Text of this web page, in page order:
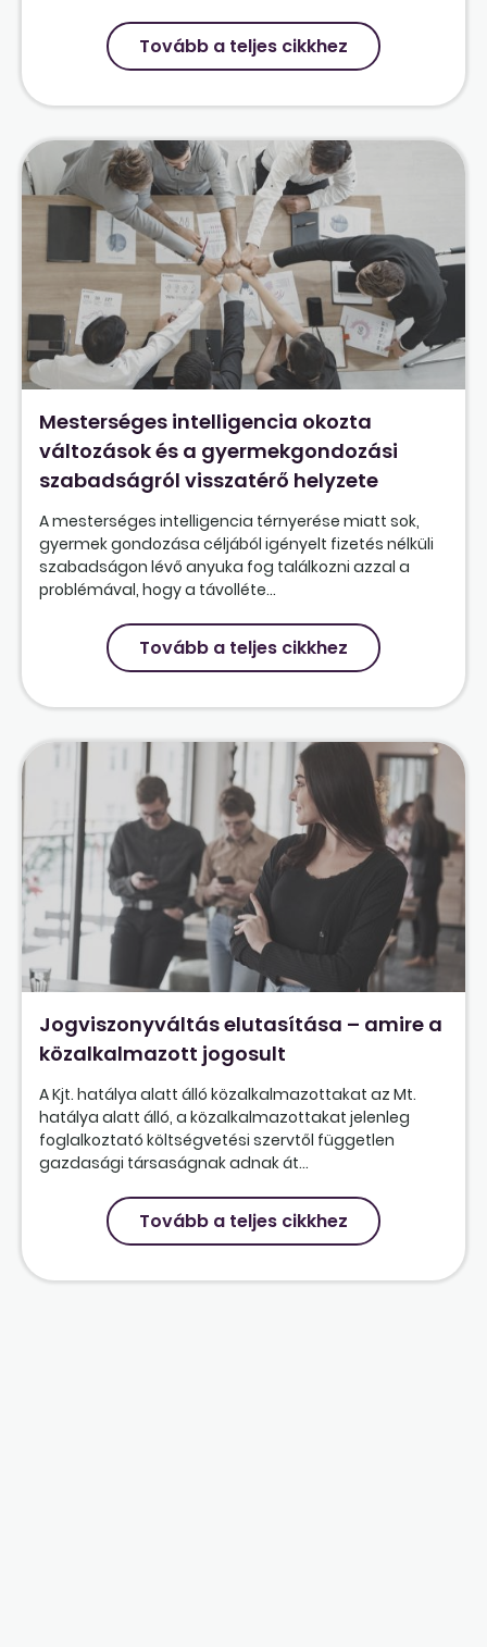
Tovább a teljes cikkhez
Mesterséges intelligencia okozta
változások és a gyermekgondozási
szabadságról visszatérő helyzete
A mesterséges intelligencia térnyerése miatt sok,
gyermek gondozása céljából igényelt fizetés nélküli
szabadságon lévő anyuka fog találkozni azzal a
problémával, hogy a távolléte...
Tovább a teljes cikkhez
Jogviszonyváltás elutasítása – amire a
közalkalmazott jogosult
A Kjt. hatálya alatt álló közalkalmazottakat az Mt.
hatálya alatt álló, a közalkalmazottakat jelenleg
foglalkoztató költségvetési szervtől független
gazdasági társaságnak adnak át...
Tovább a teljes cikkhez